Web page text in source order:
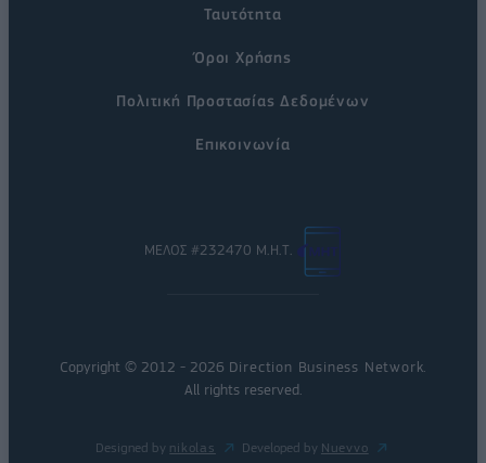
Ταυτότητα
Όροι Χρήσης
Πολιτική Προστασίας Δεδομένων
Επικοινωνία
ΜΕΛΟΣ #232470 Μ.Η.Τ.
Copyright © 2012 - 2026 Direction Business Network.
All rights reserved.
Designed by nikolas Developed by Nuevvo